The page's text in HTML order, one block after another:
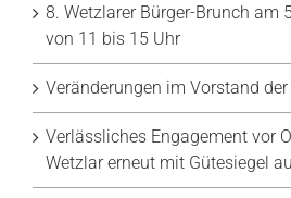
8. Wetzlarer Bürger-Brunch am
von 11 bis 15 Uhr
Veränderungen im Vorstand
Verlässliches Engagement vor
Wetzlar erneut mit Gütesiegel